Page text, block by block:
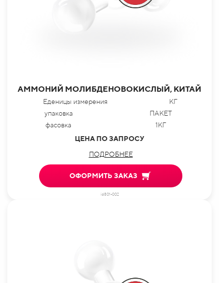
АММОНИЙ МОЛИБДЕНОВОКИСЛЫЙ, КИТАЙ
Еденицы измерения
КГ
упаковка
ПАКЕТ
фасовка
1КГ
ЦЕНА ПО ЗАПРОСУ
ПОДРОБНЕЕ
ОФОРМИТЬ ЗАКАЗ
id801-002